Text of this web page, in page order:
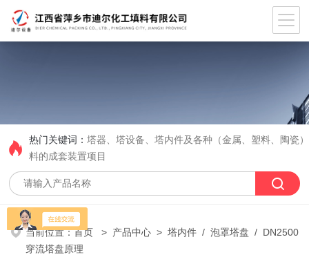
热门关键词：塔器、塔设备、塔内件及各种（金属、塑料、陶瓷
料的成套装置项目
当前位置：首页 > 产品中心 >塔内件 /泡罩塔盘 / DN2500
穿流塔盘原理